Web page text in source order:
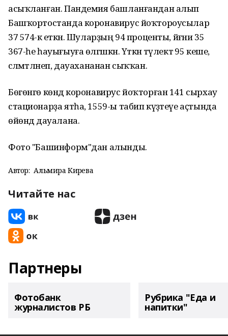
асыҡланған. Пандемия башланғандан алып
Башҡортостанда коронавирус йоҡтороусылар
37 574-кә еткән. Шуларҙың 94 проценты, йәғни 35
367-һе һауығыуға өлгәшкән. Үткән тәүлектә 95 кеше,
сәләмәтләнеп, дауахананан сыҡҡан.
Бөгөнгө көндә коронавирус йоҡторған 141 сырхау
стационарҙа ятһа, 1559-ы табип күҙәтеүе аҫтында
өйөндә дауалана.
Фото "Башинформ"дан алынды.
Автор: Альмира Кирәева
Читайте нас
Партнеры
Фотобанк
журналистов РБ
Рубрика "Еда и
напитки"